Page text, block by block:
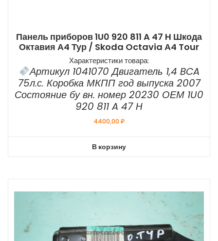
Панель приборов 1U0 920 811 A 47 H Шкода
Октавия А4 Тур / Skoda Octavia А4 Tour
Характеристики товара:
Артикул 1041070 Двигатель 1,4 BCA
75л.с. Коробка МКПП год выпуска 2007
Состояние бу вн. номер 20230 ОЕМ 1U0
920 811 A 47 H
4400,00₽
В корзину